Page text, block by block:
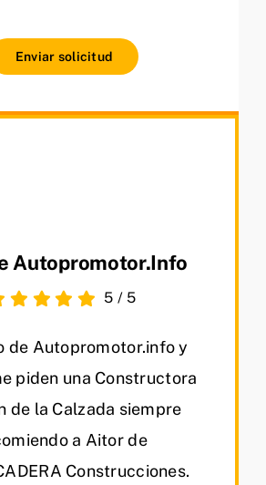
Enviar solicitud
Autopromotor.info
5 / 5
de Autopromotor.info y
piden una Constructora
de la Calzada siempre
a Aitor de
Construcciones.